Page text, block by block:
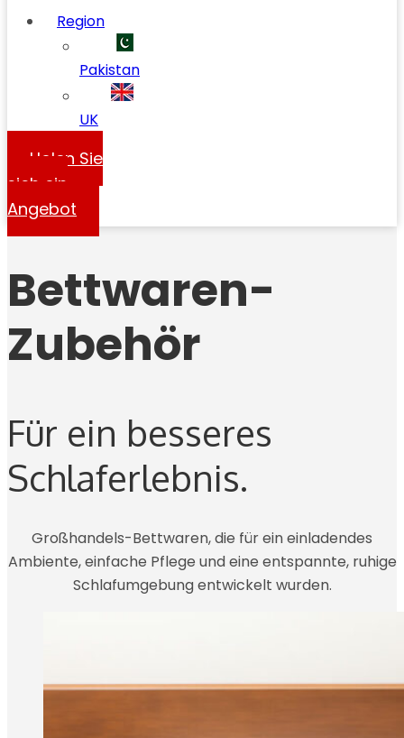
Region
Pakistan
UK
Holen Sie
sich ein
Angebot
Bettwaren-
Zubehör
Für ein besseres
Schlaferlebnis.
Großhandels-Bettwaren, die für ein einladendes
Ambiente, einfache Pflege und eine entspannte, ruhige
Schlafumgebung entwickelt wurden.